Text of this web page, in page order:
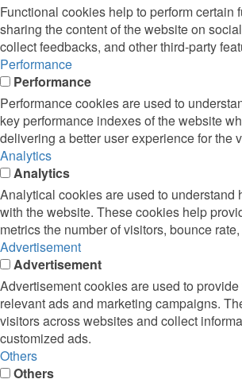
Functional cookies help to perform certain
sharing the content of the website on
collect feedbacks, and other third-party
Performance
Performance
Performance cookies are used to
key performance indexes of the website
delivering a better user experience for the
Analytics
Analytics
Analytical cookies are used to understand
with the website. These cookies help
metrics the number of visitors, bounce
Advertisement
Advertisement
Advertisement cookies are used to
relevant ads and marketing campaigns.
visitors across websites and collect
customized ads.
Others
Others